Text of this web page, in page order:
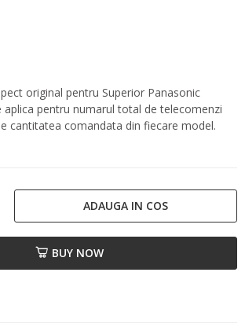
original pentru Superior Panasonic
aplica pentru numarul total de telecomenzi
cantitatea comandata din fiecare model.
ADAUGA IN COS
BUY NOW